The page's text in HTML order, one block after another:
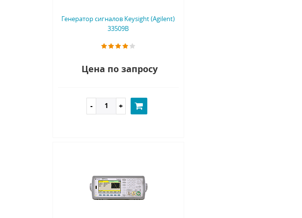
Генератор сигналов Keysight (Agilent)
33509B
Цена по запросу